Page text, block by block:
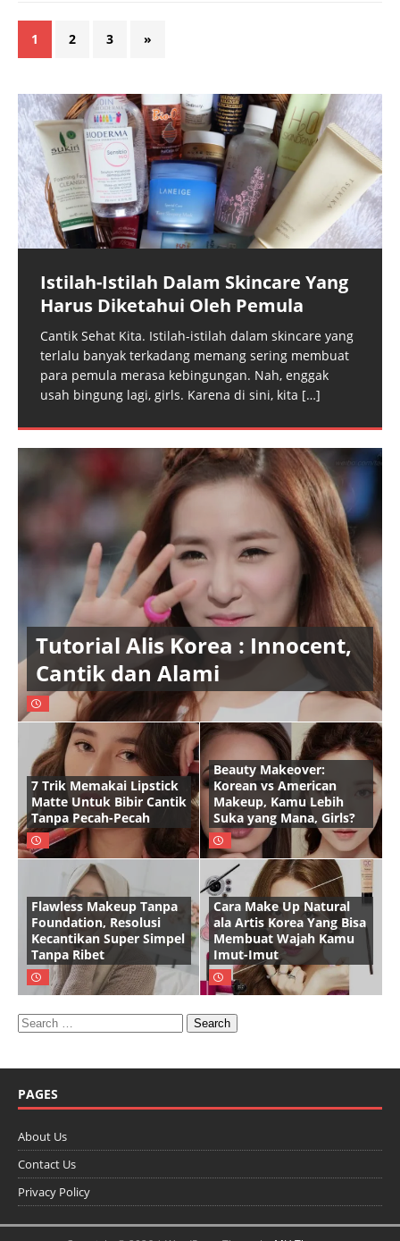
1 2 3 »
Istilah-Istilah Dalam Skincare Yang
Harus Diketahui Oleh Pemula
Cantik Sehat Kita. Istilah-istilah dalam skincare yang
terlalu banyak terkadang memang sering membuat
para pemula merasa kebingungan. Nah, enggak
usah bingung lagi, girls. Karena di sini, kita […]
Tutorial Alis Korea : Innocent,
Cantik dan Alami
7 Trik Memakai Lipstick
Matte Untuk Bibir Cantik
Tanpa Pecah-Pecah
Beauty Makeover:
Korean vs American
Makeup, Kamu Lebih
Suka yang Mana, Girls?
Flawless Makeup Tanpa
Foundation, Resolusi
Kecantikan Super Simpel
Tanpa Ribet
Cara Make Up Natural
ala Artis Korea Yang Bisa
Membuat Wajah Kamu
Imut-Imut
PAGES
About Us
Contact Us
Privacy Policy